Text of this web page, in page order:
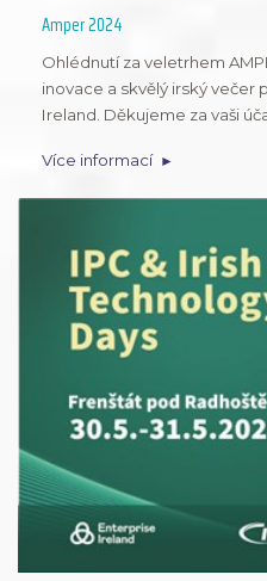
Amper 2024
Ohlédnutí za veletrhem
inovace a skvělý irský večer
Ireland. Děkujeme za vaši
Více informací